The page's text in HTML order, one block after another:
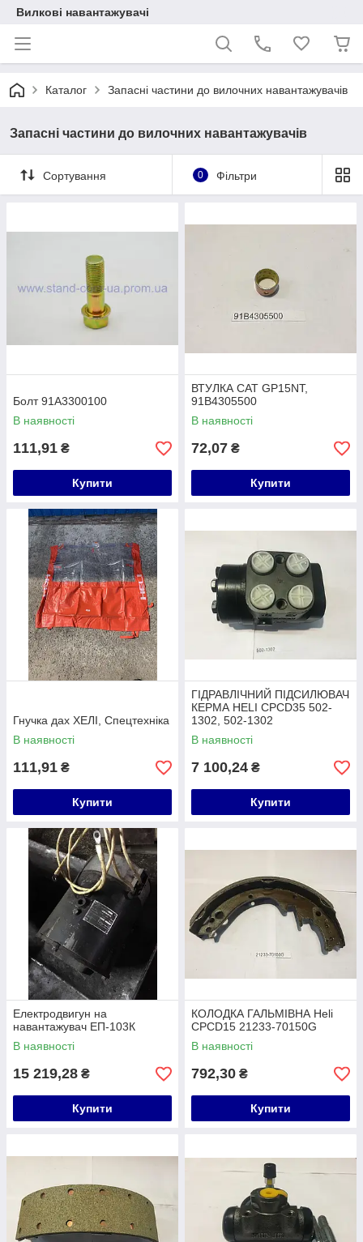
Вилкові навантажувачі
Каталог Запасні частини до вилочних навантажувачів
Запасні частини до вилочних навантажувачів
Сортування 0 Фільтри
Болт 91A3300100
В наявності
111,91 ₴
Купити
ВТУЛКА CAT GP15NT,
91B4305500
В наявності
72,07 ₴
Купити
Гнучка дах ХЕЛІ, Спецтехніка
В наявності
111,91 ₴
Купити
ГІДРАВЛІЧНИЙ ПІДСИЛЮВАЧ
КЕРМА HELI CPCD35 502-
1302, 502-1302
В наявності
7 100,24 ₴
Купити
Електродвигун на
навантажувач ЕП-103К
В наявності
15 219,28 ₴
Купити
КОЛОДКА ГАЛЬМІВНА Heli
CPCD15 21233-70150G
В наявності
792,30 ₴
Купити